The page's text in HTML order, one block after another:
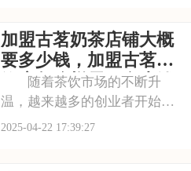
担心自己无法打造出独特的品
牌形象和口味特色，那么加盟
华莱士或许能给你带
加盟古茗奶茶店铺大概
要多少钱，加盟古茗茶
饮店怎么样需要多少钱
随着茶饮市场的不断升
温，越来越多的创业者开始关
注古茗这一知名品牌。古茗以
2025-04-22 17:39:27